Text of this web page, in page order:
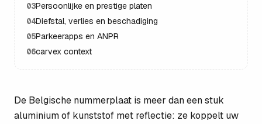
03Persoonlijke en prestige platen
04Diefstal, verlies en beschadiging
05Parkeerapps en ANPR
06carvex context
De Belgische nummerplaat is meer dan een stuk
aluminium of kunststof met reflectie: ze koppelt uw